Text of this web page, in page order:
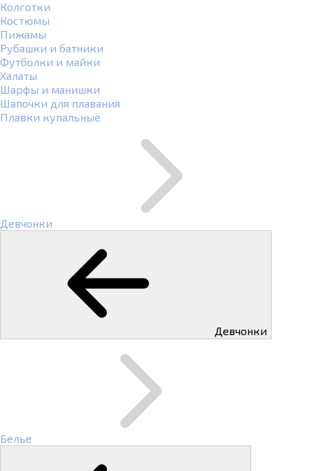
Колготки
Костюмы
Пижамы
Рубашки и батники
Футболки и майки
Халаты
Шарфы и манишки
Шапочки для плавания
Плавки купальные
Девчонки
Девчонки
Белье